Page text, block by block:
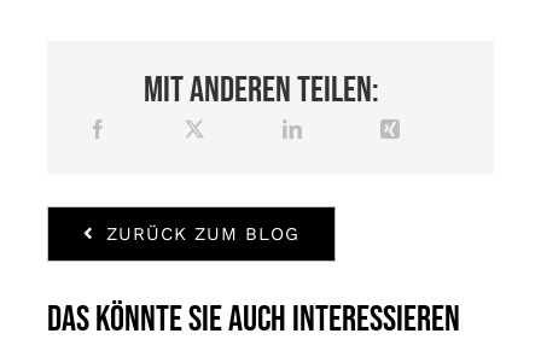
Mit anderen teilen:
ZURÜCK ZUM BLOG
Das könnte Sie auch interessieren